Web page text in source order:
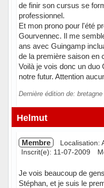
de finir son cursus se
professionnel.
Et mon prono pour l'été
Gourvennec. Il me
ans avec Guingamp
de la première saison en
Voilà je vois donc un duo
notre futur. Attention
Dernière édition de:
Helmut
Membre
Localisation:
Inscrit(e): 11-07-2009
Je vois beaucoup de
Stéphan, et je suis le